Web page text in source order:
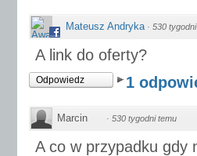
Mateusz Andryka · 530
A link do oferty?
Odpowiedz 1
Marcin · 530 tygodni temu
A co w przypadku gdy